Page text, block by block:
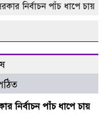
নির্বাচন পাঁচ ধাপে চায়
নির্বাচন পাঁচ ধাপে চায়